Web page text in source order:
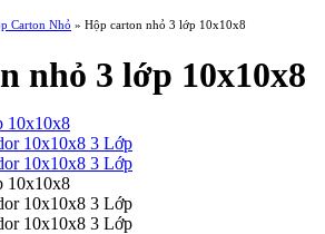
Carton Nhỏ » Hộp carton nhỏ 3 lớp 10x10x8
nhỏ 3 lớp 10x10x8